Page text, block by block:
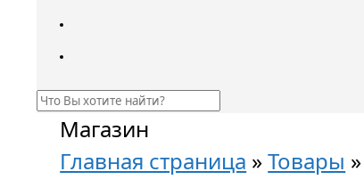
Магазин
Главная страница »Товары »